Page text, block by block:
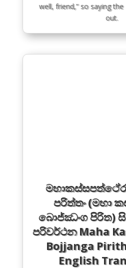
well, friend,” so saying
out.
පරිත්තං (මහා
බොජ්ඣංග පිරිත)
පරිවර්ථන Maha
Bojjanga
English